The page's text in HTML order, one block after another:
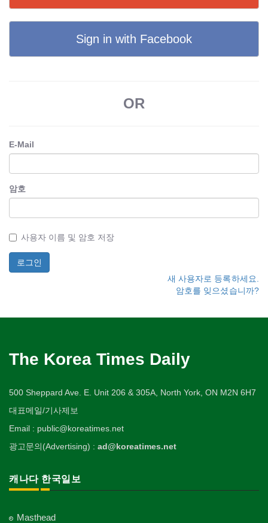
Sign in with Facebook
OR
E-Mail
암호
사용자 이름 및 암호 저장
새 사용자로 등록하세요.
암호를 잊으셨습니까?
The Korea Times Daily
500 Sheppard Ave. E. Unit 206 & 305A, North York, ON M2N 6H7
대표메일/기사제보
Email : public@koreatimes.net
광고문의(Advertising) : ad@koreatimes.net
캐나다 한국일보
Masthead